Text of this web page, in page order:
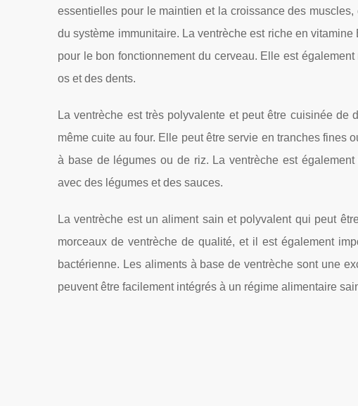
essentielles pour le maintien et la croissance des
du système immunitaire. La ventrèche est riche en
pour le bon fonctionnement du cerveau. Elle est
os et des dents.
La ventrèche est très polyvalente et peut être cuisinée
même cuite au four. Elle peut être servie en tranches fines
à base de légumes ou de riz. La ventrèche est
avec des légumes et des sauces.
La ventrèche est un aliment sain et polyvalent qui peut
morceaux de ventrèche de qualité, et il est également
bactérienne. Les aliments à base de ventrèche sont une
peuvent être facilement intégrés à un régime alimentaire